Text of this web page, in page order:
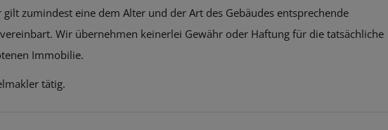
zumindest eine dem Alter und der Art des Gebäudes entsprechende
Wir übernehmen keinerlei Gewähr oder Haftung für die tatsächliche
Immobilie.
tätig.